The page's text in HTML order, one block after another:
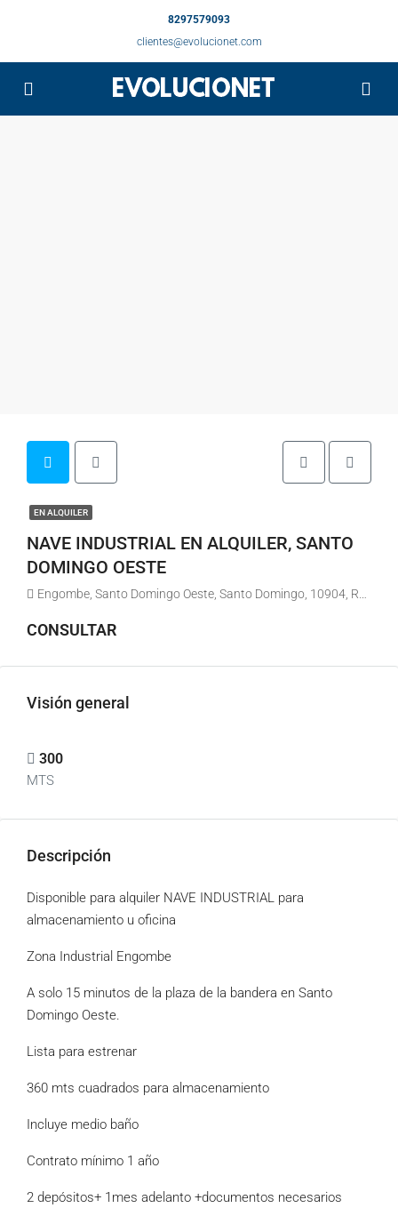
8297579093
clientes@evolucionet.com
EN ALQUILER
NAVE INDUSTRIAL EN ALQUILER, SANTO
DOMINGO OESTE
Engombe, Santo Domingo Oeste, Santo Domingo, 10904, República Dominicana
CONSULTAR
Visión general
300
MTS
Descripción
Disponible para alquiler NAVE INDUSTRIAL para
almacenamiento u oficina
Zona Industrial Engombe
A solo 15 minutos de la plaza de la bandera en Santo
Domingo Oeste.
Lista para estrenar
360 mts cuadrados para almacenamiento
Incluye medio baño
Contrato mínimo 1 año
2 depósitos+ 1mes adelanto +documentos necesarios